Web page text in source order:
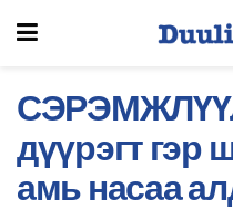
дүүрэгт гэр
амь насаа